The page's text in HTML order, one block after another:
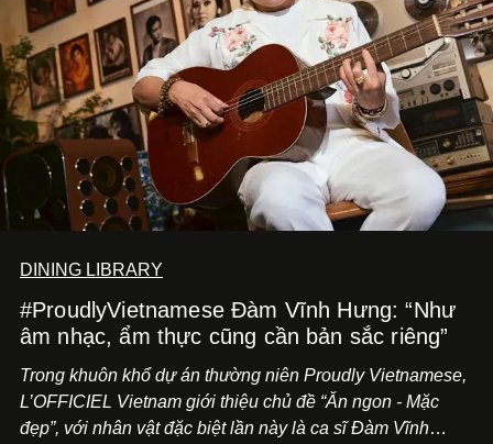
DINING LIBRARY
#ProudlyVietnamese Đàm Vĩnh Hưng: “Như
âm nhạc, ẩm thực cũng cần bản sắc riêng”
Trong khuôn khổ dự án thường niên Proudly Vietnamese,
L’OFFICIEL Vietnam giới thiệu chủ đề “Ăn ngon - Mặc
đẹp”, với nhân vật đặc biệt lần này là ca sĩ Đàm Vĩnh